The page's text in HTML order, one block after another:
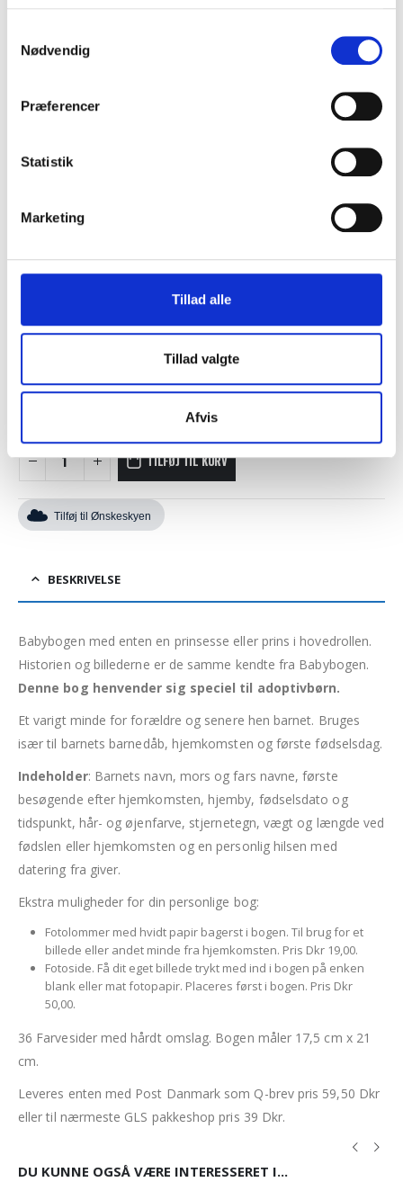
Nødvendig
Præferencer
Statistik
Marketing
Tillad alle
Tillad valgte
Afvis
Leveringstid
Ekstra tilkøb kr.0.00
Ialtkr.249.00
TILFØJ TIL KURV
Tilføj til Ønskeskyen
BESKRIVELSE
Babybogen med enten en prinsesse eller prins i hovedrollen.
Historien og billederne er de samme kendte fra Babybogen.
Denne bog henvender sig speciel til adoptivbørn.
Et varigt minde for forældre og senere hen barnet. Bruges
især til barnets barnedåb, hjemkomsten og første fødselsdag.
Indeholder: Barnets navn, mors og fars navne, første
besøgende efter hjemkomsten, hjemby, fødselsdato og
tidspunkt, hår- og øjenfarve, stjernetegn, vægt og længde ved
fødslen eller hjemkomsten og en personlig hilsen med
datering fra giver.
Ekstra muligheder for din personlige bog:
Fotolommer med hvidt papir bagerst i bogen. Til brug for et
billede eller andet minde fra hjemkomsten. Pris Dkr 19,00.
Fotoside. Få dit eget billede trykt med ind i bogen på enken
blank eller mat fotopapir. Placeres først i bogen. Pris Dkr
50,00.
36 Farvesider med hårdt omslag. Bogen måler 17,5 cm x 21
cm.
Leveres enten med Post Danmark som Q-brev pris 59,50 Dkr
eller til nærmeste GLS pakkeshop pris 39 Dkr.
DU KUNNE OGSÅ VÆRE INTERESSERET I...